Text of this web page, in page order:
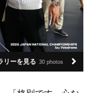
リーを見る 30 photos